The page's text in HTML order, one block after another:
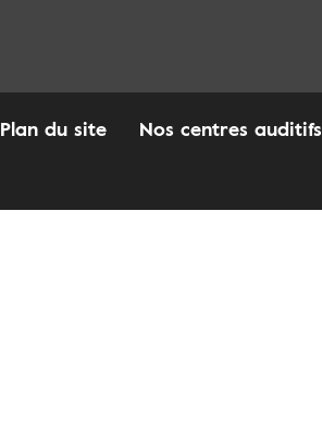
Plan du site Nos centres auditifs